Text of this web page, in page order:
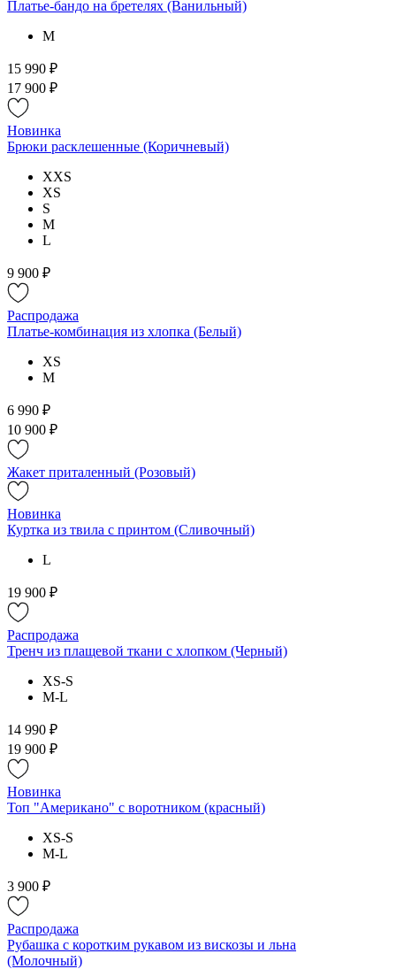
Платье-бандо на бретелях (Ванильный)
M
15 990 ₽
17 900 ₽
Новинка
Брюки расклешенные (Коричневый)
XXS
XS
S
M
L
9 900 ₽
Распродажа
Платье-комбинация из хлопка (Белый)
XS
M
6 990 ₽
10 900 ₽
Жакет приталенный (Розовый)
Новинка
Куртка из твила с принтом (Сливочный)
L
19 900 ₽
Распродажа
Тренч из плащевой ткани с хлопком (Черный)
XS-S
M-L
14 990 ₽
19 900 ₽
Новинка
Топ "Американо" с воротником (красный)
XS-S
M-L
3 900 ₽
Распродажа
Рубашка с коротким рукавом из вискозы и льна
(Молочный)